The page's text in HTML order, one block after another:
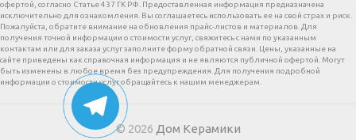
офертой, согласно Статье 437 ГК РФ. Предоставленная информация предназначена
исключительно для ознакомления. Вы соглашаетесь использовать ее на свой страх и риск.
Пожалуйста, обратите внимание на обновления прайс-листов и материалов. Для
получения точной информации о стоимости услуг, свяжитесь с нами по указанным
контактам или для заказа услуг заполните форму обратной связи. Цены, указанные на
сайте приведены как справочная информация и не являются публичной офертой. Могут
быть изменены в любое время без предупреждения. Для получения подробной
информации о стоимости услуг обращайтесь к нашим менеджерам.
© 2026 Дом Керамики